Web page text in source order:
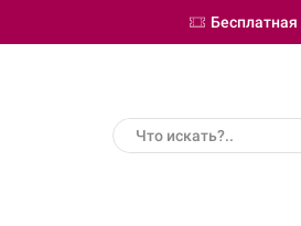
Бесплатная